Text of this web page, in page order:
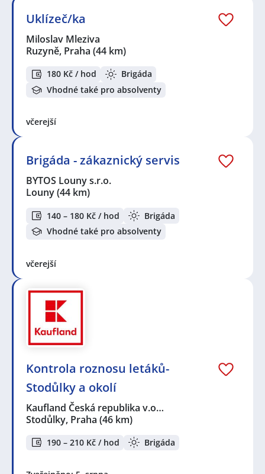
Uklízeč/ka
Miloslav Mleziva
Ruzyně, Praha (44 km)
180 Kč / hod
Brigáda
Vhodné také pro absolventy
včerejší
Brigáda - zákaznický servis
BYTOS Louny s.r.o.
Louny(44 km)
140 – 180 Kč / hod
Brigáda
Vhodné také pro absolventy
včerejší
Kontrola roznosu letáků-
Stodůlky a okolí
Kaufland Česká republika v.o…
Stodůlky, Praha (46 km)
190 – 210 Kč / hod Brigáda